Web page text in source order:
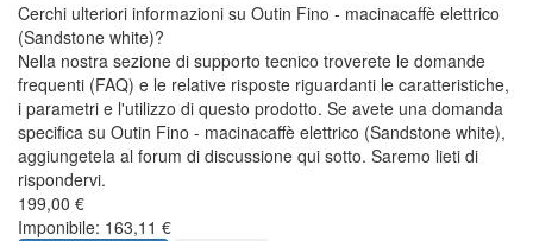
Cerchi ulteriori informazioni su Outin Fino - macinacaffè elettrico
(Sandstone white)?
Nella nostra sezione di supporto tecnico troverete le domande
frequenti (FAQ) e le relative risposte riguardanti le caratteristiche,
i parametri e l'utilizzo di questo prodotto. Se avete una domanda
specifica su Outin Fino - macinacaffè elettrico (Sandstone white),
aggiungetela al forum di discussione qui sotto. Saremo lieti di
rispondervi.
199,00 €
Imponibile: 163,11 €